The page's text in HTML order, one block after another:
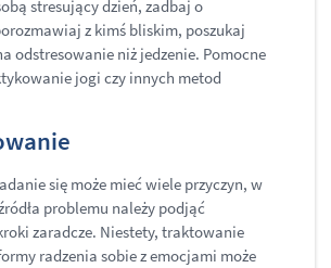
stresujący dzień, zadbaj o
z kimś bliskim, poszukaj
odstresowanie niż jedzenie. Pomocne
jogi czy innych metod
się może mieć wiele przyczyn, w
problemu należy podjąć
zaradcze. Niestety, traktowanie
radzenia sobie z emocjami może